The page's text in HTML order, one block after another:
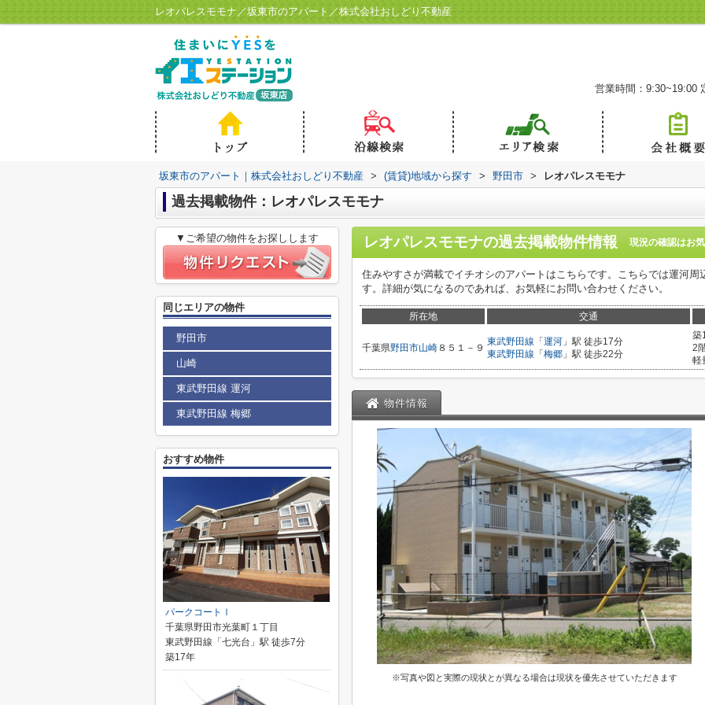
レオパレスモモナ／坂東市のアパート／株式会社おしどり不動産
営業時間：9:30~19:00
坂東市のアパート｜株式会社おしどり不動産 > (賃貸)地域から探す > 野田市 > レオパレスモモナ
過去掲載物件：レオパレスモモナ
レオパレスモモナの過去掲載物件情報 現況の確認はお
住みやすさが満載でイチオシのアパートはこちらです。こちらでは運河
す。詳細が気になるのであれば、お気軽にお問い合わせください。
所在地 交通
千葉県野田市山崎 ８５１－９
東武野田線 「 運河 」駅 徒歩17分
東武野田線 「 梅郷 」駅 徒歩22分
築
2
軽
物件情報
※写真や図と実際の現状とが異なる場合は現状を優先させていただきます
▼ご希望の物件をお探しします
同じエリアの物件
野田市
山崎
東武野田線 運河
東武野田線 梅郷
おすすめ物件
パークコートⅠ
千葉県野田市光葉町１丁目
東武野田線「七光台」駅 徒歩7分
築17年